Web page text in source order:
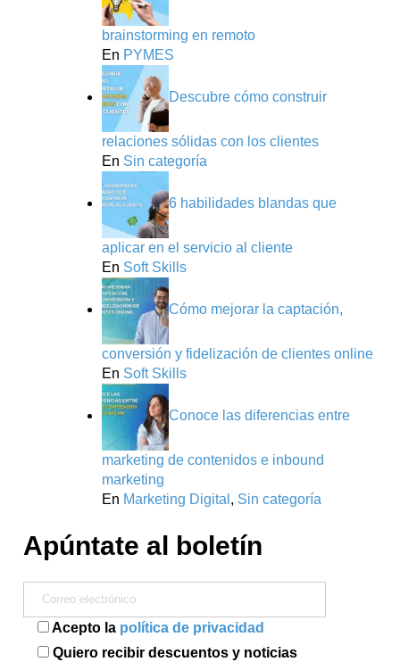
brainstorming en remoto
En PYMES
Descubre cómo construir
relaciones sólidas con los clientes
En Sin categoría
6 habilidades blandas que
aplicar en el servicio al cliente
En Soft Skills
Cómo mejorar la captación,
conversión y fidelización de clientes online
En Soft Skills
Conoce las diferencias entre
marketing de contenidos e inbound
marketing
En Marketing Digital , Sin categoría
Apúntate al boletín
Acepto la política de privacidad
Quiero recibir descuentos y noticias